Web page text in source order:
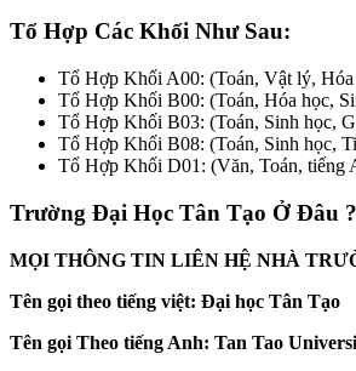
Tổ Hợp Các Khối Như Sau:
Tổ Hợp Khối A00: (Toán, Vật lý, Hóa
Tổ Hợp Khối B00: (Toán, Hóa học,
Tổ Hợp Khối B03: (Toán, Sinh học,
Tổ Hợp Khối B08: (Toán, Sinh học,
Tổ Hợp Khối D01: (Văn, Toán, tiếng
Trường Đại Học Tân Tạo Ở Đâu ?
MỌI THÔNG TIN LIÊN HỆ NHÀ
Tên gọi theo tiếng việt: Đại học Tân Tạo
Tên gọi Theo tiếng Anh: Tan Tao